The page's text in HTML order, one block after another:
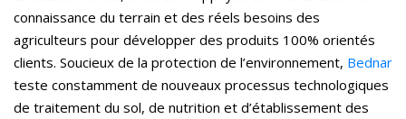
connaissance du terrain et des réels besoins des
agriculteurs pour développer des produits 100% orientés
clients. Soucieux de la protection de l’environnement, Bednar
teste constamment de nouveaux processus technologiques
de traitement du sol, de nutrition et d’établissement des